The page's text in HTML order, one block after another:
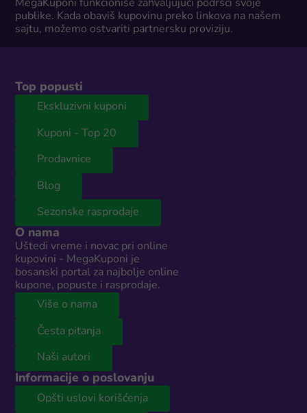
MegaKuponi funkcioniše zahvaljujući podršci svoje
publike. Kada obaviš kupovinu preko linkova na našem
sajtu, možemo ostvariti partnersku proviziju.
Top popusti
Ekskluzivni kuponi
Kuponi - Top 20
Prodavnice
Blog
Sezonske rasprodaje
O nama
Uštedi vreme i novac pri online
kupovini - MegaKuponi je
bosanski portal za najbolje online
kupone, popuste i rasprodaje.
Više o nama
Česta pitanja
Naši autori
Informacije o poslovanju
Opšti uslovi korišćenja